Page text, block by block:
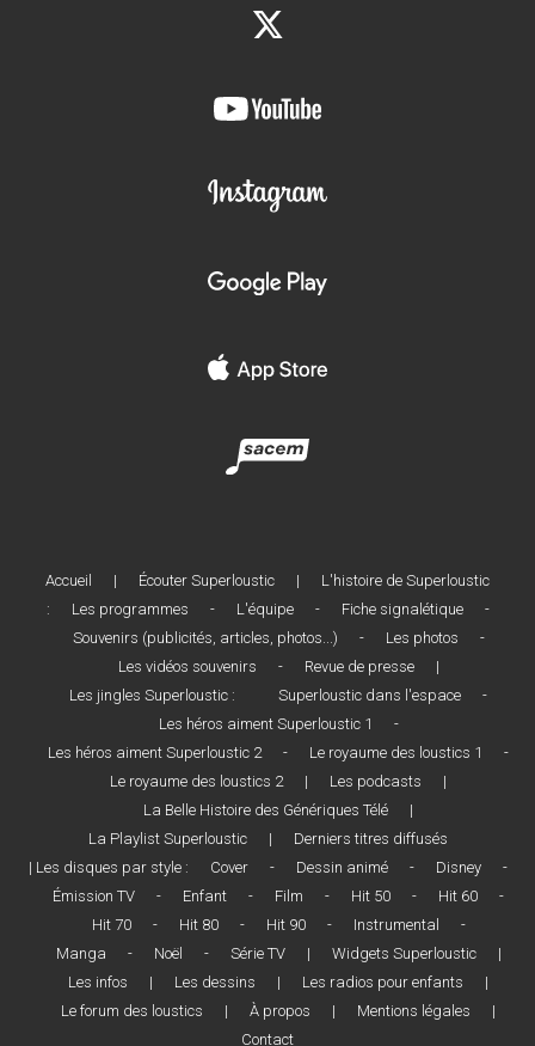
Accueil | Écouter Superloustic |
L'histoire de Superloustic
:
Les programmes - L'équipe - Fiche signalétique
-
Souvenirs (publicités, articles, photos...)
- Les photos
-
Les vidéos souvenirs
- Revue de presse
|
Les jingles Superloustic :
Superloustic dans l'espace
-
Les héros aiment Superloustic 1
-
Les héros aiment Superloustic 2
- Le royaume des loustics 1
-
Le royaume des loustics 2
| Les podcasts
|
La Belle Histoire des Génériques Télé
|
La Playlist Superloustic
|
Derniers titres diffusés
| Les disques par style :
Cover - Dessin animé - Disney
-
Émission TV
- Enfant - Film - Hit 50 - Hit 60
-
Hit 70
- Hit 80 - Hit 90 - Instrumental
-
Manga
- Noël - Série TV | Widgets Superloustic
|
Les infos
| Les dessins | Les radios pour enfants
|
Le forum des loustics
| À propos | Mentions légales
|
Contact